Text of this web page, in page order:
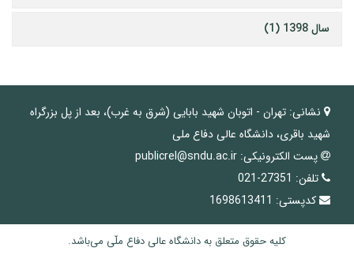
سال 1398 (1)
نشانی: تهران - اتوبان شهید بابایی (شرق به غرب)، بعد از پل بزرگراه
شهید باقری، دانشگاه عالی دفاع ملی
پست الکترونیکی: publicrel@sndu.ac.ir
تلفن: 27351-021
کدپستی: 1698613411
کلیه حقوق متعلق به دانشگاه عالی دفاع ملّی می‌باشد.